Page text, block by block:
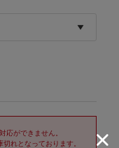
応ができません。
れとなっております。